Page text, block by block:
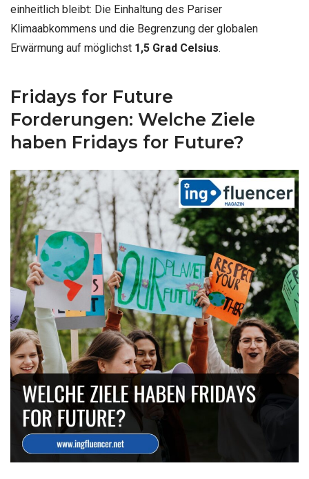
einheitlich bleibt: Die Einhaltung des Pariser
Klimaabkommens und die Begrenzung der globalen
Erwärmung auf möglichst 1,5 Grad Celsius.
Fridays for Future
Forderungen: Welche Ziele
haben Fridays for Future?